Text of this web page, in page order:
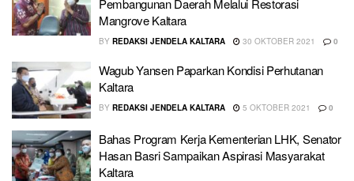
Pembangunan Daerah Melalui Restorasi
Mangrove Kaltara
BY REDAKSI JENDELA KALTARA 30 OKTOBER 2021 0
Wagub Yansen Paparkan Kondisi Perhutanan
Kaltara
BY REDAKSI JENDELA KALTARA 5 OKTOBER 2021 0
Bahas Program Kerja Kementerian LHK, Senator
Hasan Basri Sampaikan Aspirasi Masyarakat
Kaltara